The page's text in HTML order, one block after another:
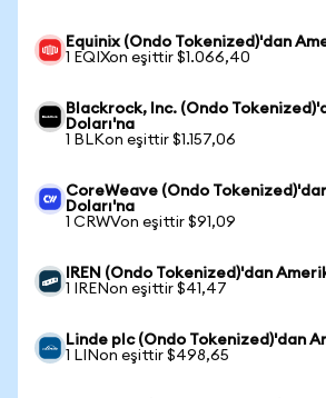
Equinix (Ondo Tokenized)'dan
1 EQIXon eşittir $1.066,40
Blackrock, Inc. (Ondo
Doları'na
1 BLKon eşittir $1.157,06
CoreWeave (Ondo
Doları'na
1 CRWVon eşittir $91,09
IREN (Ondo Tokenized)'dan
1 IRENon eşittir $41,47
Linde plc (Ondo Tokenized)'dan
1 LINon eşittir $498,65